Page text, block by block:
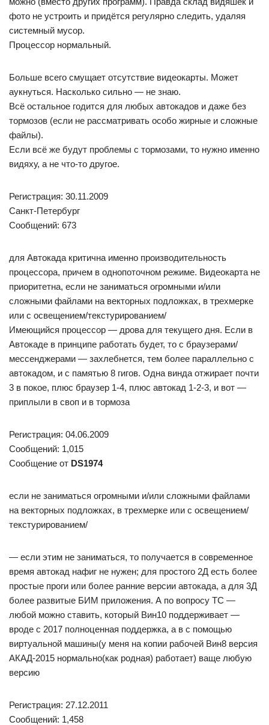
фото не устроить и придётся регулярно следить, удаляя
системный мусор.
Процессор нормальный.
Больше всего смущает отсутствие видеокарты. Может
аукнуться. Насколько сильно — не знаю.
Всё остальное годится для любых автокадов и даже без
тормозов (если не рассматривать особо жирные и сложные
файлы).
Если всё же будут проблемы с тормозами, то нужно именно
видяху, а не что-то другое.
Регистрация: 30.11.2009
Санкт-Петербург
Сообщений: 673
для Автокада критична именно производительность
процессора, причем в однопоточном режиме. Видеокарта не
приоритетна, если не заниматься огромными и/или
сложными файлами на векторных подложках, в трехмерке
или с освещением/текстурированием/
Имеющийся процессор — дрова для текущего дня. Если в
Автокаде в принципе работать будет, то с браузерами/
мессенджерами — захлебнется, тем более параллельно с
автокадом, и с памятью 8 гигов. Одна винда отжирает почти
3 в покое, плюс браузер 1-4, плюс автокад 1-2-3, и вот —
приплыли в своп и в тормоза
Регистрация: 04.06.2009
Сообщений: 1,015
Сообщение от DS1974
если не заниматься огромными и/или сложными файлами
на векторных подложках, в трехмерке или с освещением/
текстурированием/
— если этим не заниматься, то получается в современное
время автокад нафиг не нужен; для простого 2Д есть более
простые проги или более ранние версии автокада, а для 3Д
более развитые БИМ приложения. А по вопросу ТС —
любой можно ставить, который Вин10 поддерживает —
вроде с 2017 полноценная поддержка, а в с помощью
виртуальной машины(у меня на копии рабочей Вин8 версия
АКАД-2015 нормально(как родная) работает) ваще любую
версию
Регистрация: 27.12.2011
Сообщений: 1,458